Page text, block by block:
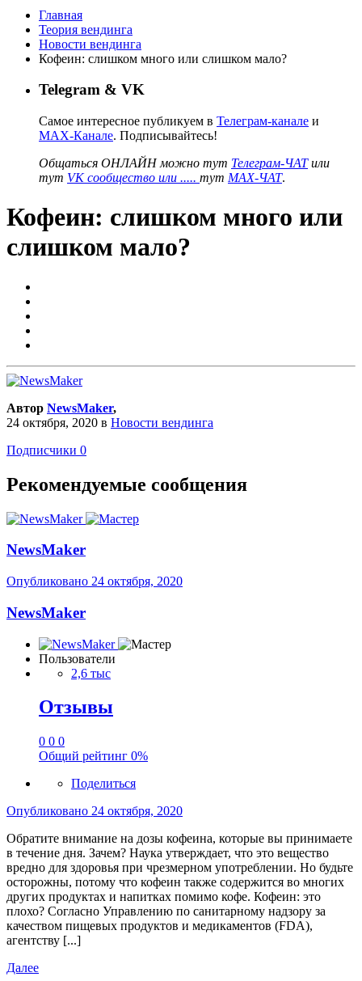
Главная
Теория вендинга
Новости вендинга
Кофеин: слишком много или слишком мало?
Telegram & VK
Самое интересное публикуем в Телеграм-канале и
MAX-Канале. Подписывайтесь!
Общаться ОНЛАЙН можно тут Телеграм-ЧАТили
тут VK сообщество или ..... тут MAX-ЧАТ.
Кофеин: слишком много или
слишком мало?
Автор NewsMaker,
24 октября, 2020 в Новости вендинга
Подписчики 0
Рекомендуемые сообщения
NewsMaker
Опубликовано 24 октября, 2020
NewsMaker
Пользователи
2,6 тыс
Отзывы
0 0 0
Общий рейтинг 0%
Поделиться
Опубликовано 24 октября, 2020
Обратите внимание на дозы кофеина, которые вы принимаете
в течение дня. Зачем? Наука утверждает, что это вещество
вредно для здоровья при чрезмерном употреблении. Но будьте
осторожны, потому что кофеин также содержится во многих
других продуктах и напитках помимо кофе. Кофеин: это
плохо? Согласно Управлению по санитарному надзору за
качеством пищевых продуктов и медикаментов (FDA),
агентству [...]
Далее